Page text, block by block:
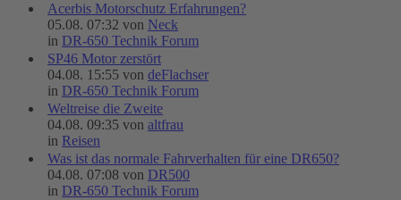
Acerbis Motorschutz Erfahrungen?
05.08. 07:32 von Neck
in DR-650 Technik Forum
SP46 Motor zerstört
04.08. 15:55 von deFlachser
in DR-650 Technik Forum
Weltreise die Zweite
04.08. 09:35 von altfrau
in Reisen
Was ist das normale Fahrverhalten für eine DR650?
04.08. 07:08 von DR500
in DR-650 Technik Forum